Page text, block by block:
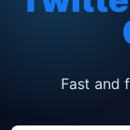
Fast and